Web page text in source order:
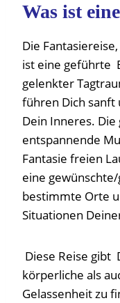
Was ist
Die
ist eine geführte
gelenkter
führen Dich sanft
Dein Inneres.
entspannende
Fantasie freien
eine
bestimmte Orte
Situationen
Diese Reise gibt
körperliche als
Gelassenheit zu